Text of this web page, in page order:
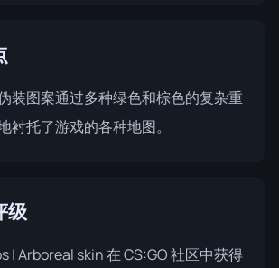
装图案通过多种绿色和棕色的复杂重
衬托了游戏的各种地图。
级
| Arboreal skin 在 CS:GO 社区中获得